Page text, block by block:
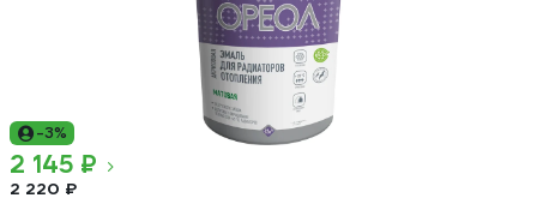
-3%
2 145 ₽
2 220 ₽